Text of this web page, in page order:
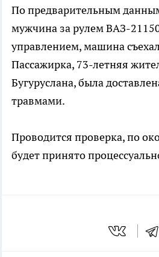
По предварительным
мужчина за рулем ВАЗ-
управлением, машина
Пассажирка, 73-летняя
Бугуруслана, была
травмами.
Проводится проверка, по
будет принято